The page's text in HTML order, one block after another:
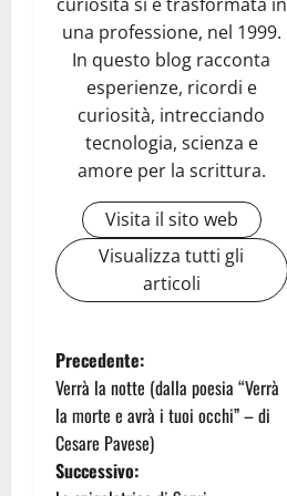
una professione, nel 1999.
In questo blog racconta
esperienze, ricordi e
curiosità, intrecciando
tecnologia, scienza e
amore per la scrittura.
Visita il sito web
Visualizza tutti gli
articoli
N
a
v
Precedente:
Verrà la notte (dalla poesia “Verrà
la morte e avrà i tuoi occhi” – di
Cesare Pavese)
Successivo: